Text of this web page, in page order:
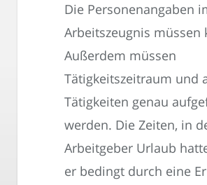
Die Personenangaben
Arbeitszeugnis müssen
Außerdem müssen
Tätigkeitszeitraum und
Tätigkeiten genau
werden. Die Zeiten, in
Arbeitgeber Urlaub
er bedingt durch eine